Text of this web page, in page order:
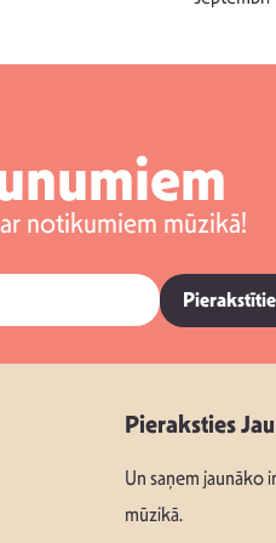
notikumiem mūzikā!
Pieraksties
Un saņem jaunāko
mūzikā.